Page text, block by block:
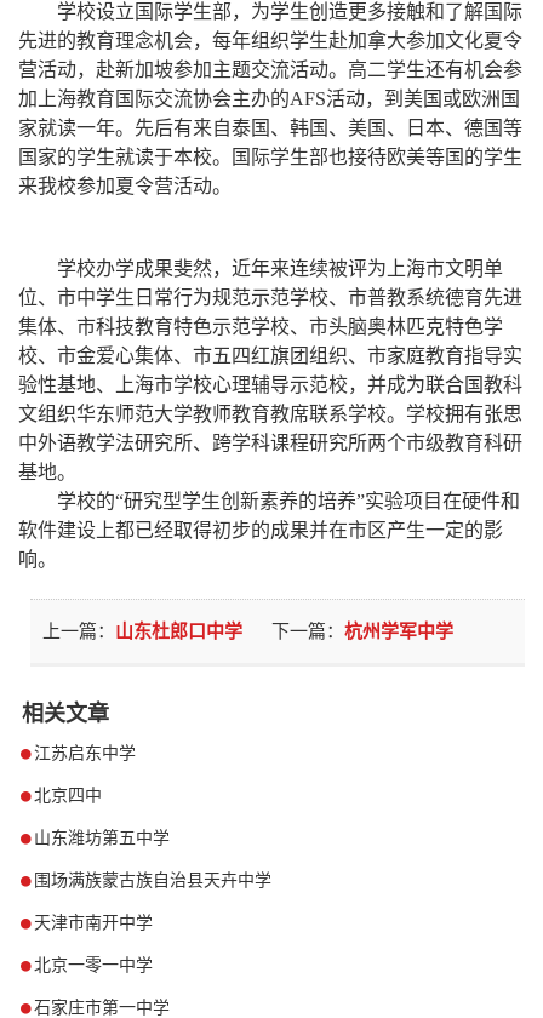
学校设立国际学生部，为学生创造更多接触和了解国际
先进的教育理念机会，每年组织学生赴加拿大参加文化夏令
营活动，赴新加坡参加主题交流活动。高二学生还有机会参
加上海教育国际交流协会主办的AFS活动，到美国或欧洲国
家就读一年。先后有来自泰国、韩国、美国、日本、德国等
国家的学生就读于本校。国际学生部也接待欧美等国的学生
来我校参加夏令营活动。
学校办学成果斐然，近年来连续被评为上海市文明单
位、市中学生日常行为规范示范学校、市普教系统德育先进
集体、市科技教育特色示范学校、市头脑奥林匹克特色学
校、市金爱心集体、市五四红旗团组织、市家庭教育指导实
验性基地、上海市学校心理辅导示范校，并成为联合国教科
文组织华东师范大学教师教育教席联系学校。学校拥有张思
中外语教学法研究所、跨学科课程研究所两个市级教育科研
基地。
学校的“研究型学生创新素养的培养”实验项目在硬件和
软件建设上都已经取得初步的成果并在市区产生一定的影
响。
上一篇： 山东杜郎口中学 下一篇： 杭州学军中学
相关文章
江苏启东中学
北京四中
山东潍坊第五中学
围场满族蒙古族自治县天卉中学
天津市南开中学
北京一零一中学
石家庄市第一中学